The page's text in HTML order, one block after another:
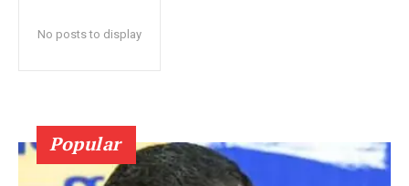
No posts to display
Popular